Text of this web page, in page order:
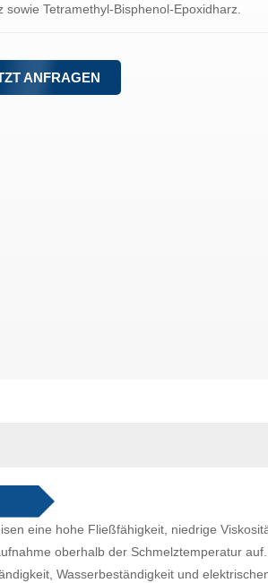
sowie Tetramethyl-Bisphenol-Epoxidharz.
ANFRAGEN
eine hohe Fließfähigkeit, niedrige
oberhalb der Schmelztemperatur
Wasserbeständigkeit und